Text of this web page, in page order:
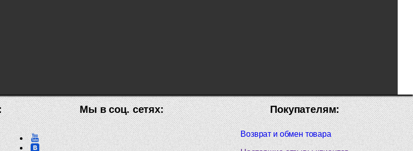
Покупателям:
Возврат и обмен товара
Мы в соц. сетях: